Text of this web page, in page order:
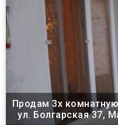
Продам 3х
ул. Болгарская 37,